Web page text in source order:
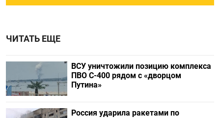
ЧИТАТЬ ЕЩЕ
ВСУ уничтожили позицию комплекса
ПВО С-400 рядом с «дворцом
Путина»
Россия ударила ракетами по